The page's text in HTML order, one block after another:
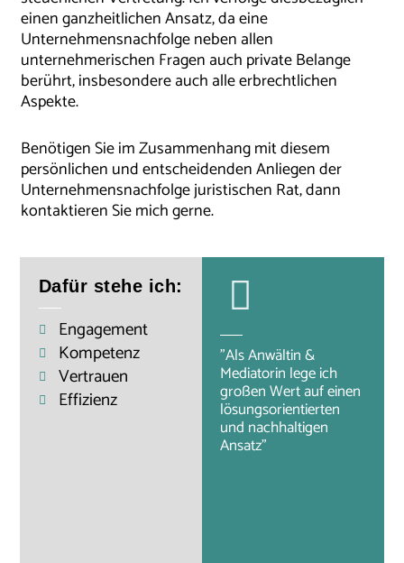
einen ganzheitlichen Ansatz, da eine
Unternehmensnachfolge neben allen
unternehmerischen Fragen auch private Belange
berührt, insbesondere auch alle erbrechtlichen
Aspekte.
Benötigen Sie im Zusammenhang mit diesem
persönlichen und entscheidenden Anliegen der
Unternehmensnachfolge juristischen Rat, dann
kontaktieren Sie mich gerne.
Dafür stehe ich:
Engagement
Kompetenz
Vertrauen
Effizienz
"Als Anwältin &
Mediatorin lege ich
großen Wert auf einen
lösungsorientierten
und nachhaltigen
Ansatz"